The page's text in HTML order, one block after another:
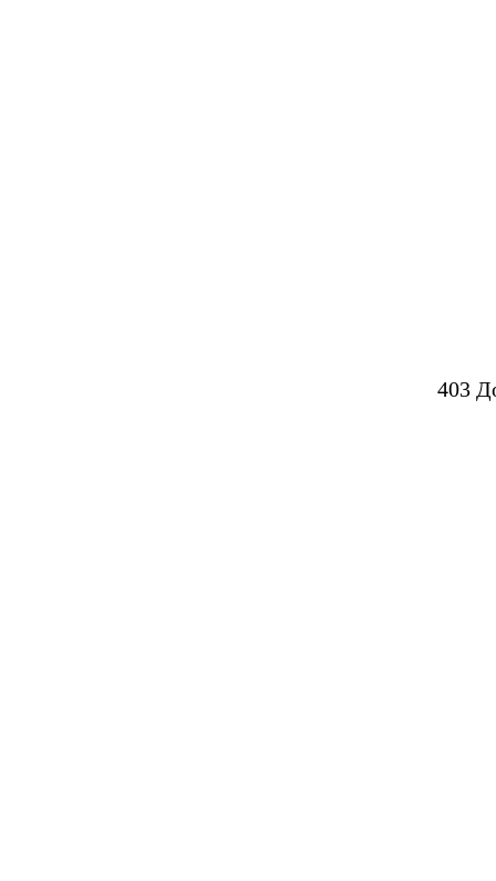
403